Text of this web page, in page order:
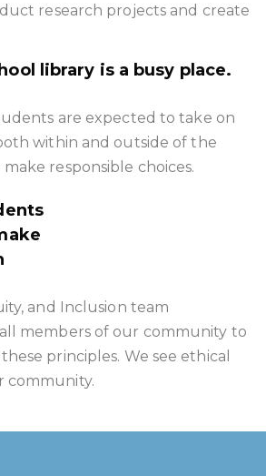
research projects and create
library is a busy place.
are expected to take on
within and outside of the
responsible choices.
and Inclusion team
members of our community to
principles. We see ethical
community.